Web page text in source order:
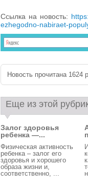
Ссылка на новость:
ezhegodno-nabiraet-
Новость прочитана 1624
Еще из этой
Залог здоровья
ребенка —...
Физическая активность
ребенка – залог его
здоровья и хорошего
образа жизни и,
соответственно, ...